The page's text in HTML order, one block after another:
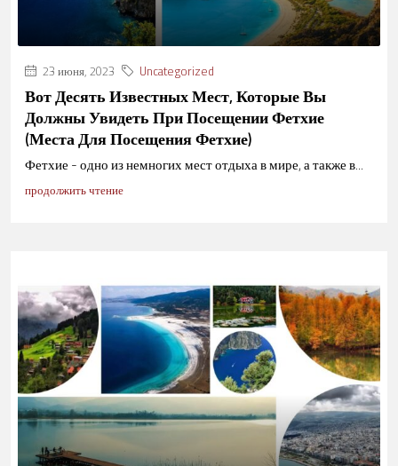
23 июня, 2023 Uncategorized
Вот Десять Известных Мест, Которые Вы
Должны Увидеть При Посещении Фетхие
(места Для Посещения Фетхие)
Фетхие - одно из немногих мест отдыха в мире, а также в...
продолжить чтение